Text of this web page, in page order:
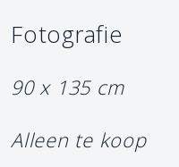
Fotografie
90 x 135 cm
Alleen te koop